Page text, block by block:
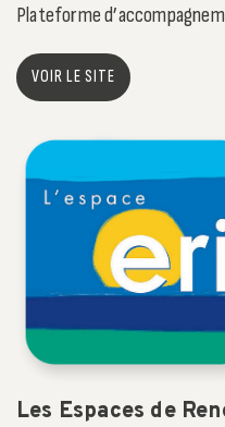
Plateforme
VOIR LE SITE
Les Espaces de